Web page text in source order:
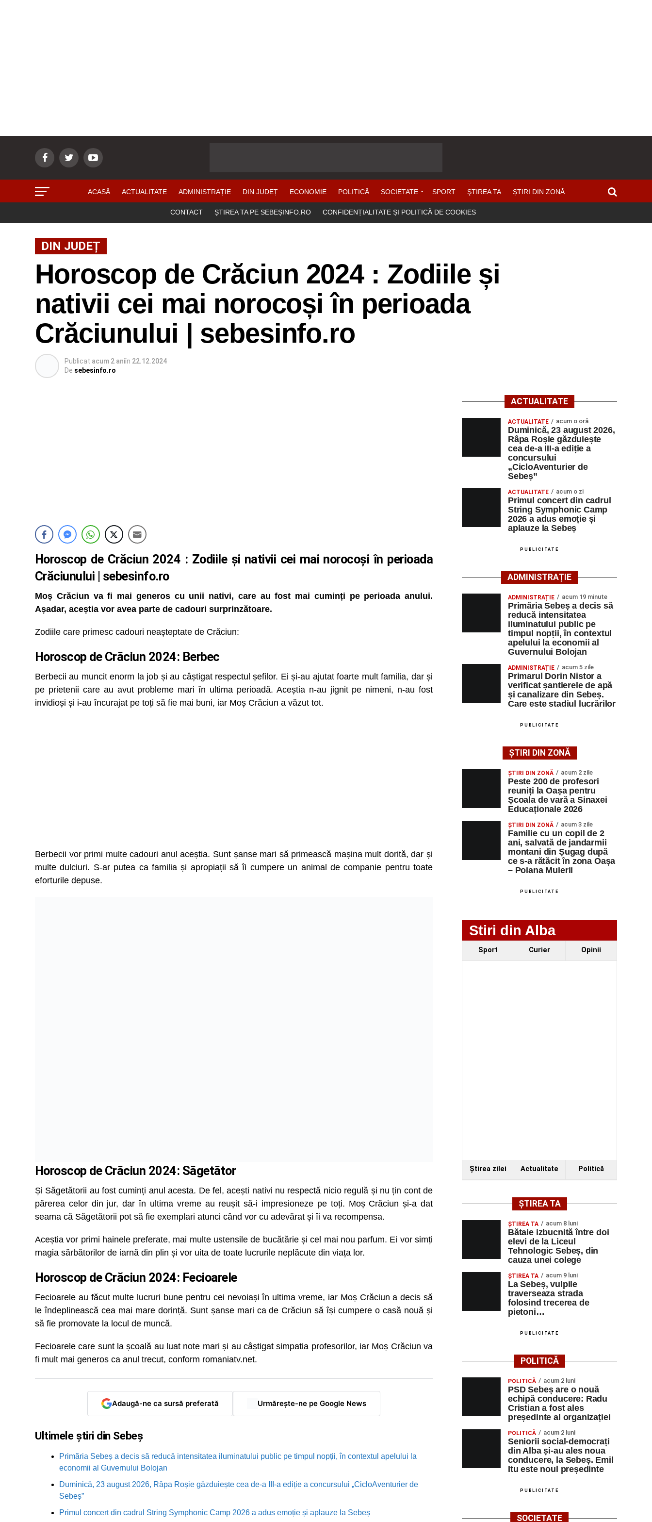
ACASĂ ACTUALITATE ADMINISTRAȚIE DIN JUDEȚ ECONOMIE POLITICĂ SOCIETATE SPORT ŞTIREA TA ȘTIRI DIN ZONĂ
CONTACT ȘTIREA TA PE SEBEȘINFO.RO CONFIDENȚIALITATE ȘI POLITICĂ DE COOKIES
DIN JUDEȚ
Horoscop de Crăciun 2024 : Zodiile și
nativii cei mai norocoși în perioada
Crăciunului | sebesinfo.ro
Publicat acum 2 aniîn 22.12.2024
De sebesinfo.ro
Horoscop de Crăciun 2024 : Zodiile și nativii cei mai norocoși în perioada
Crăciunului | sebesinfo.ro
Moș Crăciun va fi mai generos cu unii nativi, care au fost mai cuminți pe perioada anului.
Așadar, aceștia vor avea parte de cadouri surprinzătoare.
Zodiile care primesc cadouri neașteptate de Crăciun:
Horoscop de Crăciun 2024: Berbec
Berbecii au muncit enorm la job și au câștigat respectul șefilor. Ei și-au ajutat foarte mult familia, dar și
pe prietenii care au avut probleme mari în ultima perioadă. Aceștia n-au jignit pe nimeni, n-au fost
invidioși și i-au încurajat pe toți să fie mai buni, iar Moș Crăciun a văzut tot.
Berbecii vor primi multe cadouri anul aceștia. Sunt șanse mari să primească mașina mult dorită, dar și
multe dulciuri. S-ar putea ca familia și apropiații să îi cumpere un animal de companie pentru toate
eforturile depuse.
Horoscop de Crăciun 2024: Săgetător
Și Săgetătorii au fost cuminți anul acesta. De fel, acești nativi nu respectă nicio regulă și nu țin cont de
părerea celor din jur, dar în ultima vreme au reușit să-i impresioneze pe toți. Moș Crăciun și-a dat
seama că Săgetătorii pot să fie exemplari atunci când vor cu adevărat și îi va recompensa.
Aceștia vor primi hainele preferate, mai multe ustensile de bucătărie și cel mai nou parfum. Ei vor simți
magia sărbătorilor de iarnă din plin și vor uita de toate lucrurile neplăcute din viața lor.
Horoscop de Crăciun 2024: Fecioarele
Fecioarele au făcut multe lucruri bune pentru cei nevoiași în ultima vreme, iar Moș Crăciun a decis să
le îndeplinească cea mai mare dorință. Sunt șanse mari ca de Crăciun să își cumpere o casă nouă și
să fie promovate la locul de muncă.
Fecioarele care sunt la școală au luat note mari și au câștigat simpatia profesorilor, iar Moș Crăciun va
fi mult mai generos ca anul trecut, conform romaniatv.net.
Adaugă-ne ca sursă preferată Urmărește-ne pe Google News
Ultimele știri din Sebeș
Primăria Sebeș a decis să reducă intensitatea iluminatului public pe timpul nopții, în contextul apelului la
economii al Guvernului Bolojan
Duminică, 23 august 2026, Râpa Roșie găzduiește cea de-a III-a ediție a concursului „CicloAventurier de
Sebeș”
Primul concert din cadrul String Symphonic Camp 2026 a adus emoție și aplauze la Sebeș
ACTUALITATE
ACTUALITATE acum o oră
Duminică, 23 august 2026,
Râpa Roșie găzduiește
cea de-a III-a ediție a
concursului
„CicloAventurier de
Sebeș”
ACTUALITATE acum o zi
Primul concert din cadrul
String Symphonic Camp
2026 a adus emoție și
aplauze la Sebeș
PUBLICITATE
ADMINISTRAȚIE
ADMINISTRAȚIE acum 19 minute
Primăria Sebeș a decis să
reducă intensitatea
iluminatului public pe
timpul nopții, în contextul
apelului la economii al
Guvernului Bolojan
ADMINISTRAȚIE acum 5 zile
Primarul Dorin Nistor a
verificat șantierele de apă
și canalizare din Sebeș.
Care este stadiul lucrărilor
PUBLICITATE
ȘTIRI DIN ZONĂ
ȘTIRI DIN ZONĂ acum 2 zile
Peste 200 de profesori
reuniți la Oașa pentru
Școala de vară a Sinaxei
Educaționale 2026
ȘTIRI DIN ZONĂ acum 3 zile
Familie cu un copil de 2
ani, salvată de jandarmii
montani din Șugag după
ce s-a rătăcit în zona Oașa
– Poiana Muierii
PUBLICITATE
Stiri din Alba
Sport Curier Opinii
Ştirea zilei Actualitate Politică
ȘTIREA TA
ŞTIREA TA acum 8 luni
Bătaie izbucnită între doi
elevi de la Liceul
Tehnologic Sebeș, din
cauza unei colege
ŞTIREA TA acum 9 luni
La Sebeș, vulpile
traverseaza strada
folosind trecerea de
pietoni…
PUBLICITATE
POLITICĂ
POLITICĂ acum 2 luni
PSD Sebeș are o nouă
echipă conducere: Radu
Cristian a fost ales
președinte al organizației
POLITICĂ acum 2 luni
Seniorii social-democrați
din Alba și-au ales noua
conducere, la Sebeș. Emil
Itu este noul președinte
PUBLICITATE
SOCIETATE